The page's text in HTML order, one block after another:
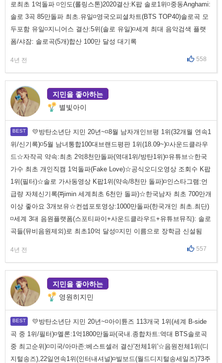
로최초 1억돌파 ◽인도(롤링스톤)2020결산:K팝 솔로1위◽중동Anghami:
솔로 3곡 85만돌파 최초.유일◽영국오피셜차트(BTS TOP40)솔로곡 모
두포함 유일◽지니어스 결산:5위(솔로 유일)◽세계 최대 음악검색 플랫
폼/샤잠: 솔로곡(5개)합산 100만 달성 대기록
4년 전 558
지민을 좋아하는
별빛아이
💛방탄소년단 지민 20년~◽8월 남자개인브평 1위(32개월 연속1
위/신기록)◽5월 남녀통합100대브랜드평판 1위(18.09~)◽사운드클라우
드☆자작곡 약속:최초 2억8천만돌파(역대1위/방탄1위)◽유튜브☆한국
가수 최초 개인직캠 1억돌파(Fake Love)☆공식오디오영상 조회수 K팝
1위(필터)☆솔로 가사동영상 K팝1위(약속/8천만 돌파)◽인스타그램:언
급량 자체신기록(#jimin 세계최초 6천만 돌파)☆한국남자 최초 700만개
이상 좋아요 3개보유☆컨셉포토영상:1000만돌파(한국개인 최초.최단)
◽세계 3대 음원플랫폼(스포티파이+사운드클라우드+유튜브뮤직): 솔로
곡들(뮤비음원제외)로 최초10억 달성◽지민 이름으로 장학금 신설됨
4년 전 557
지민을 좋아하는
영원히지민
💛방탄소년단 지민 20년~◽아이튠즈 113개국 1위(세계 B-side
곡 중 1위/필터)◽멜론:1억1800만돌파(국내.종합차트:역대 BTS솔로곡
중 최고순위)◽미국/아마존:베스트셀러 결산'전체1위'☆음원전체1위(디
지털송즈),22일연속1위(인터내셔널)◽빌보드(월드디지털송세일즈)73주